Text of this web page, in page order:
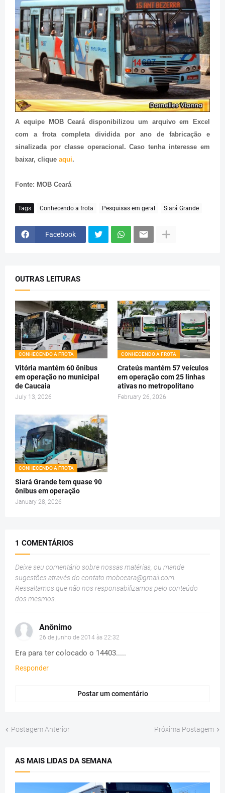
A equipe MOB Ceará disponibilizou um arquivo em Excel
com a frota completa dividida por ano de fabricação e
sinalizada por classe operacional. Caso tenha interesse em
baixar, clique aqui.
Fonte: MOB Ceará
Tags Conhecendo a frota Pesquisas em geral Siará Grande
Facebook
OUTRAS LEITURAS
CONHECENDO A FROTA
Vitória mantém 60 ônibus
em operação no municipal
de Caucaia
July 13, 2026
CONHECENDO A FROTA
Crateús mantém 57 veículos
em operação com 25 linhas
ativas no metropolitano
February 26, 2026
CONHECENDO A FROTA
Siará Grande tem quase 90
ônibus em operação
January 28, 2026
1 COMENTÁRIOS
Deixe seu comentário sobre nossas matérias, ou mande
sugestões através do contato mobceara@gmail.com.
Ressaltamos que não nos responsabilizamos pelo conteúdo
dos mesmos.
Anônimo
26 de junho de 2014 às 22:32
Era para ter colocado o 14403.....
Responder
Postar um comentário
Postagem Anterior Próxima Postagem
AS MAIS LIDAS DA SEMANA